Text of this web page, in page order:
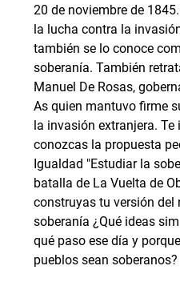
20 de noviembre de
la lucha contra la
también se lo conoce
soberanía. También
Manuel De Rosas,
As quien mantuvo firme
la invasión extranjera.
conozcas la propuesta
Igualdad "Estudiar la
batalla de La Vuelta de
construyas tu versión del
soberanía ¿Qué ideas
qué paso ese día y
pueblos sean soberanos?